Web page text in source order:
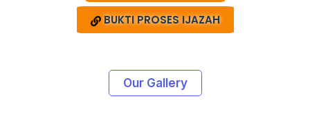
BUKTI PROSES IJAZAH
Our Gallery